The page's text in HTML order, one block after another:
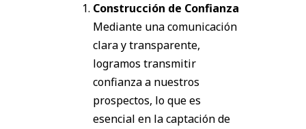
Construcción de Confianza
Mediante una comunicación
clara y transparente,
logramos transmitir
confianza a nuestros
prospectos, lo que es
esencial en la captación de